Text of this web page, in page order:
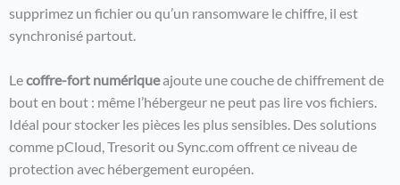
supprimez un fichier ou qu’un ransomware le chiffre, il est
synchronisé partout.
Lecoffre-fort numériqueajoute une couche de chiffrement de
bout en bout : même l’hébergeur ne peut pas lire vos fichiers.
Idéal pour stocker les pièces les plus sensibles. Des solutions
comme pCloud, Tresorit ou Sync.com offrent ce niveau de
protection avec hébergement européen.